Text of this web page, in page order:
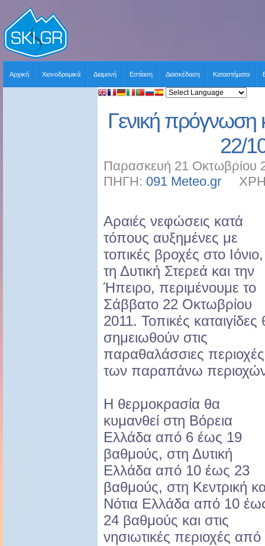
Αρχική Χιονοδρομικά Διαμονή Εστίαση Διασκέδαση Καταστήματα
Γενική πρόγνωση
22/
Παρασκευή 21 Οκτωβρίου
ΠΗΓΗ: 091 Meteo.gr
Αραιές νεφώσεις κατά
τόπους αυξημένες με
τοπικές βροχές στο Ιόνιο,
τη Δυτική Στερεά και την
Ήπειρο, περιμένουμε το
Σάββατο 22 Οκτωβρίου
2011. Τοπικές καταιγίδες
σημειωθούν στις
παραθαλάσσιες περιοχές
των παραπάνω
Η θερμοκρασία θα
κυμανθεί στη Βόρεια
Ελλάδα από 6 έως 19
βαθμούς, στη Δυτική
Ελλάδα από 10 έως 23
βαθμούς, στη Κεντρική
Νότια Ελλάδα από 10
24 βαθμούς και στις
νησιωτικές περιοχές